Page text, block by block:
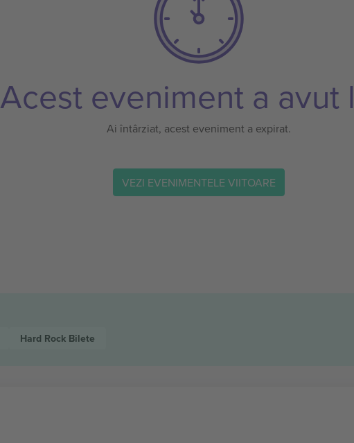
Acest eveniment a avut
Ai întârziat, acest eveniment a expirat.
VEZI EVENIMENTELE VIITOARE
Hard Rock Bilete